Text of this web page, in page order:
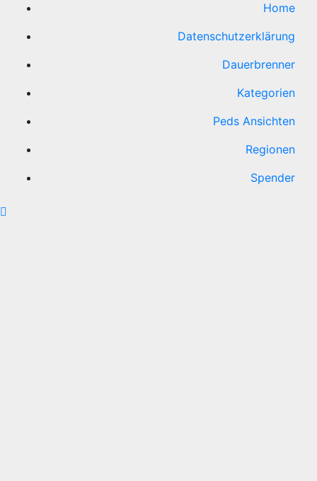
Home
Datenschutzerklärung
Dauerbrenner
Kategorien
Peds Ansichten
Regionen
Spender